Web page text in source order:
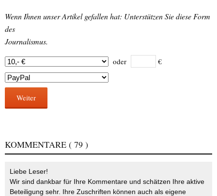
Wenn Ihnen unser Artikel gefallen hat: Unterstützen Sie diese Form
des
Journalismus.
oder €
Weiter
KOMMENTARE ( 79 )
Liebe Leser!
Wir sind dankbar für Ihre Kommentare und schätzen Ihre aktive
Beteiligung sehr. Ihre Zuschriften können auch als eigene